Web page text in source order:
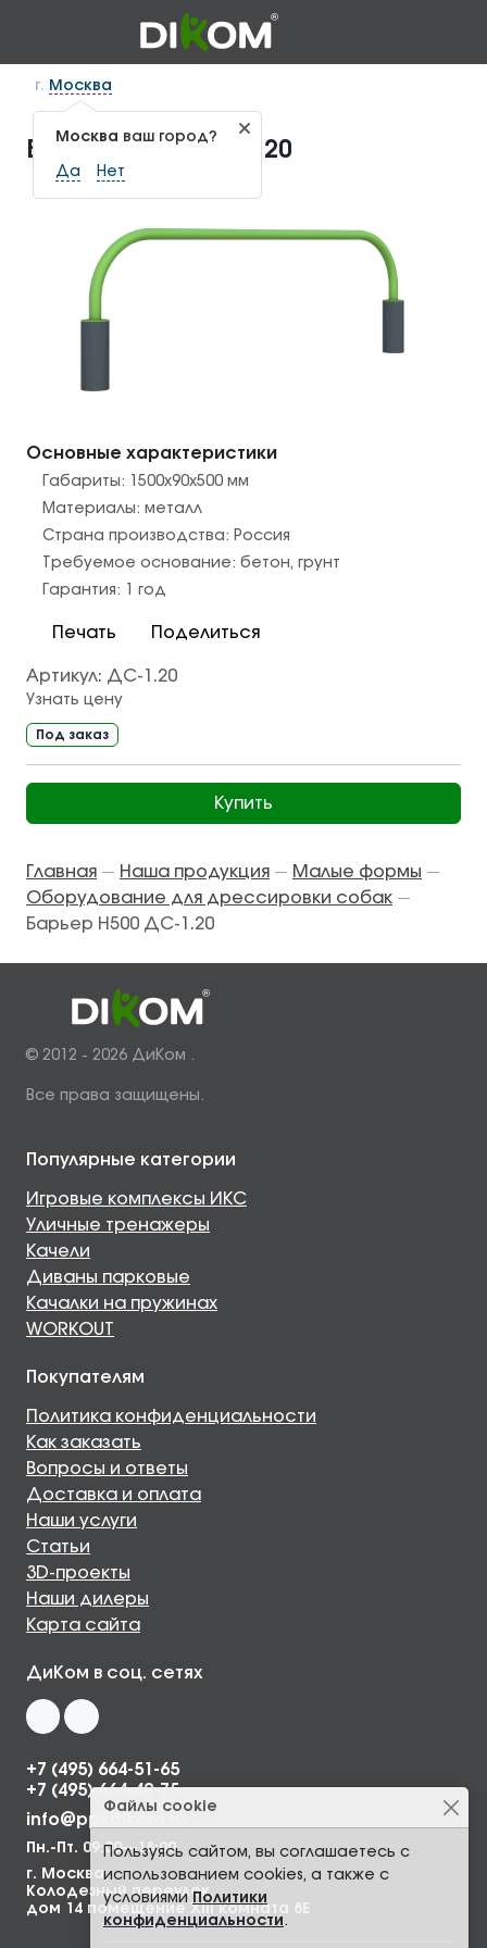
г. Москва
Москва ваш город?
Да Нет
Барьер Н500 ДС-1.20
Основные характеристики
Габариты: 1500х90х500 мм
Материалы: металл
Страна производства: Россия
Требуемое основание: бетон, грунт
Гарантия:
1 год
Печать Поделиться
Артикул: ДС-1.20
Узнать цену
Под заказ
Купить
Главная — Наша продукция — Малые формы —
Оборудование для дрессировки собак —
Барьер Н500 ДС-1.20
© 2012 - 2026 ДиКом .
Все права защищены.
Файлы cookie
Пользуясь сайтом, вы соглашаетесь с
использованием cookies, а также с
условиями Политики
конфиденциальности.
Популярные категории
Игровые комплексы ИКС
Уличные тренажеры
Качели
Диваны парковые
Качалки на пружинах
WORKOUT
Покупателям
Политика конфиденциальности
Как заказать
Вопросы и ответы
Доставка и оплата
Наши услуги
Статьи
3D-проекты
Наши дилеры
Карта сайта
ДиКом в соц. сетях
+7 (495) 664-51-65
+7 (495) 664-49-75
info@ppkdikom.ru
Пн.-Пт. 09:00—18:00
г. Москва,
Колодезный переулок,
дом 14 помещение XIII комната 8Е